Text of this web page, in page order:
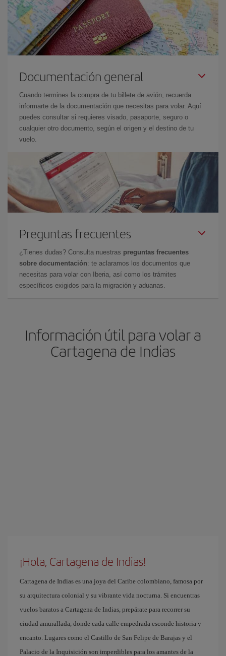
Documentación general
Cuando termines la compra de tu billete de avión, recuerda
informarte de la documentación que necesitas para volar. Aquí
puedes consultar si requieres visado, pasaporte, seguro o
cualquier otro documento, según el origen y el destino de tu
vuelo.
Preguntas frecuentes
¿Tienes dudas? Consulta nuestras preguntas frecuentes
sobre documentación: te aclaramos los documentos que
necesitas para volar con Iberia, así como los trámites
específicos exigidos para la migración y aduanas.
Información útil para volar a
Cartagena de Indias
¡Hola, Cartagena de Indias!
Cartagena de Indias es una joya del Caribe colombiano, famosa por
su arquitectura colonial y su vibrante vida nocturna. Si encuentras
vuelos baratos a Cartagena de Indias, prepárate para recorrer su
ciudad amurallada, donde cada calle empedrada esconde historia y
encanto. Lugares como el Castillo de San Felipe de Barajas y el
Palacio de la Inquisición son imperdibles para los amantes de la